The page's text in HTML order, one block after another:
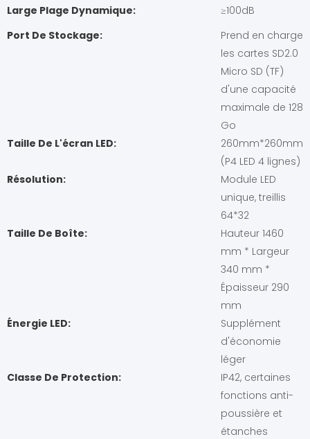
Large Plage Dynamique:
≥100dB
Port De Stockage:
Prend en charge
les cartes SD2.0
Micro SD (TF)
d'une capacité
maximale de 128
Go
Taille De L'écran LED:
260mm*260mm
(P4 LED 4 lignes)
Résolution:
Module LED
unique, treillis
64*32
Taille De Boîte:
Hauteur 1460
mm * Largeur
340 mm *
Épaisseur 290
mm
Énergie LED:
Supplément
d'économie
léger
Classe De Protection:
IP42, certaines
fonctions anti-
poussière et
étanches